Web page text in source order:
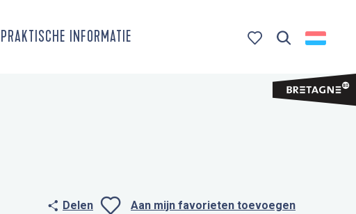
PRAKTISCHE INFORMATIE
Delen Aan mijn favorieten toevoegen